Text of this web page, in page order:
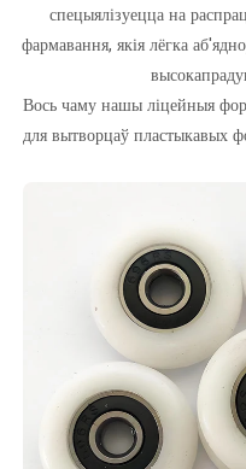
спецыялізуецца на
фармавання, якія лёгка
Вось чаму нашы ліцейныя
для вытворцаў пластыкавых